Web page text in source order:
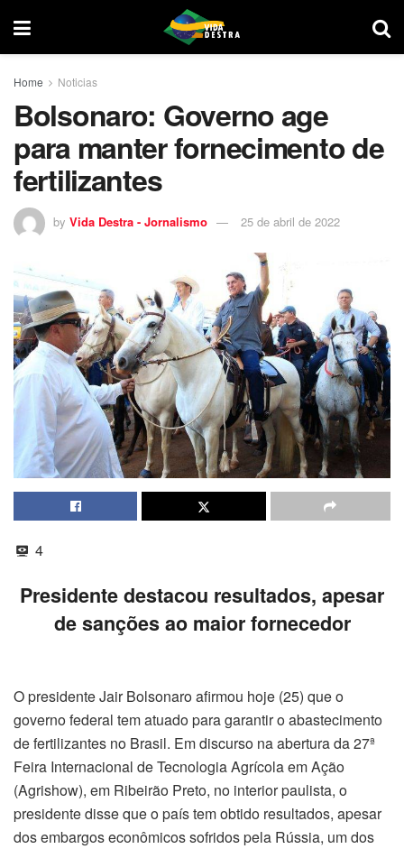
Home Noticias
Bolsonaro: Governo age
para manter fornecimento de
fertilizantes
by Vida Destra - Jornalismo 25 de abril de 2022
4
Presidente destacou resultados, apesar
de sanções ao maior fornecedor
O presidente Jair Bolsonaro afirmou hoje (25) que o
governo federal tem atuado para garantir o abastecimento
de fertilizantes no Brasil. Em discurso na abertura da 27ª
Feira Internacional de Tecnologia Agrícola em Ação
(Agrishow), em Ribeirão Preto, no interior paulista, o
presidente disse que o país tem obtido resultados, apesar
dos embargos econômicos sofridos pela Rússia, um dos